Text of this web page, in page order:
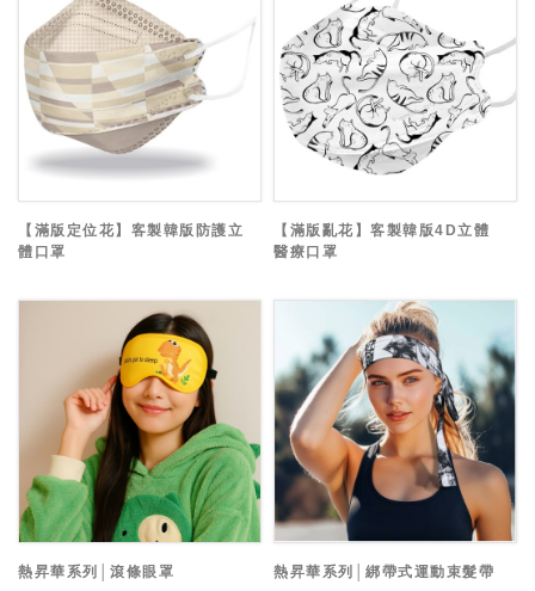
【滿版定位花】客製韓版防護立
體口罩
【滿版亂花】客製韓版4D立體
醫療口罩
熱昇華系列│滾條眼罩 熱昇華系列│綁帶式運動束髮帶